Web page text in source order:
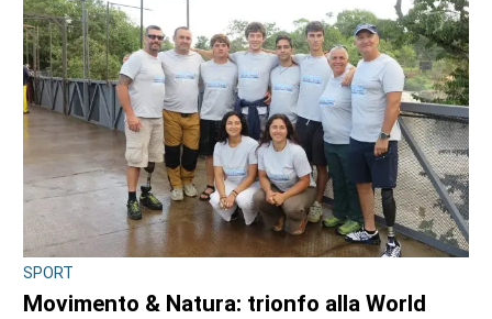
di
Antonello Micali
6 AGOSTO 2026